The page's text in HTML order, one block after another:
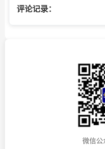
评论记录：
微信公